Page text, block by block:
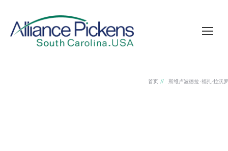
首页 斯维卢波德拉 ·福扎·拉沃罗